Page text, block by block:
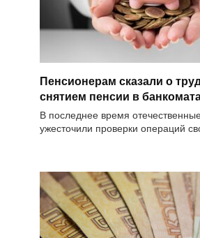
Пенсионерам сказали о
снятием пенсии в
В последнее время
ужесточили проверки операций